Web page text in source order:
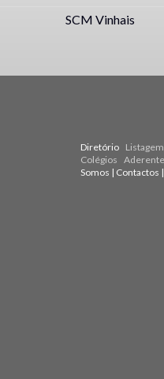
SCM Vinhais
Diretório
Colégios
Somos | Contactos |